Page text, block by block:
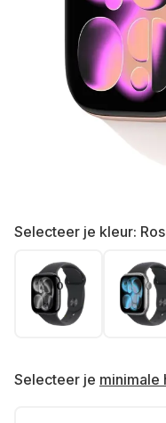
Selecteer je kleur:
Selecteer je minimale